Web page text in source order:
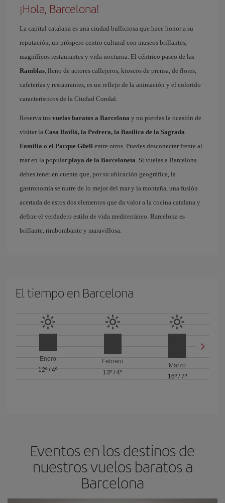
¡Hola, Barcelona!
La capital catalana es una ciudad bulliciosa que hace honor a su
reputación, un próspero centro cultural con museos brillantes,
magníficos restaurantes y vida nocturna. El céntrico paseo de las
Ramblas, lleno de actores callejeros, kioscos de prensa, de flores,
cafeterías y restaurantes, es un reflejo de la animación y el colorido
característicos de la Ciudad Condal.
Reserva tus vuelos baratos a Barcelona y no pierdas la ocasión de
visitar la Casa Batlló, la Pedrera, la Basílica de la Sagrada
Familia o el Parque Güell entre otros. Puedes desconectar frente al
mar en la popular playa de la Barceloneta. Si vuelas a Barcelona
debes tener en cuenta que, por su ubicación geográfica, la
gastronomía se nutre de lo mejor del mar y la montaña, una fusión
acertada de estos dos elementos que da valor a la cocina catalana y
define el verdadero estilo de vida mediterráneo. Barcelona es
brillante, rimbombante y maravillosa.
El tiempo en Barcelona
Enero
12º/4º
Febrero
13º / 4º
Marzo
16º/ 7º
Eventos en los destinos de
nuestros vuelos baratos a
Barcelona